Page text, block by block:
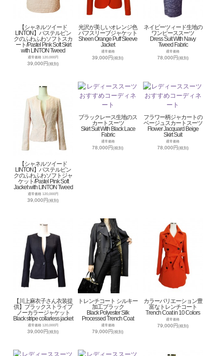
【シャネルツイード
LINTON】パステルピン
クのふわふわソフトスカ
ート/Pastel Pink Soft Skirt
with LINTON Tweed
通常価格 120,000円
39,000円(税別)
光沢が美しいオレンジ色
パフスリーブジャケット
Sheen Orange Puff Sleeve
Jacket
通常価格
39,000円(税別)
ネイビーツィード生地の
ワンピーススーツ
Dress Suit With Navy
Tweed Fabric
通常価格
78,000円(税別)
【シャネルツイード
LINTON】パステルピン
クのふわふわソフトジャ
ケット/Pastel Pink Soft
Jacket with LINTON Tweed
通常価格 120,000円
39,000円(税別)
ブラックレース生地のス
カートスーツ
Skirt Suit With Black Lace
Fabric
通常価格
78,000円(税別)
フラワー柄ジャカートの
ベージュスカートスーツ
Flower Jacquard Beige
Skirt Suit
通常価格
78,000円(税別)
【川上麻衣子さん衣装提
供】ブラックストライプ
ノーカラージャケット
Black stripe collarless jacket
通常価格 120,000円
39,000円(税別)
トレンチコート シルキー
加工ブラック
Black Polyester Silk
Processed Trench Coat
通常価格
79,000円(税別)
カラーバリエーション豊
富なトレンチコート
Trench Coat in 10 Colors
通常価格
79,000円(税別)